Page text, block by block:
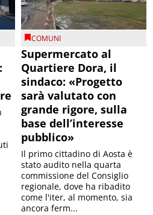
COMUNI
Supermercato al
Quartiere Dora, il
sindaco: «Progetto
sarà valutato con
grande rigore, sulla
base dell’interesse
pubblico»
Il primo cittadino di Aosta è
stato audito nella quarta
commissione del Consiglio
regionale, dove ha ribadito
come l'iter, al momento, sia
ancora ferm...